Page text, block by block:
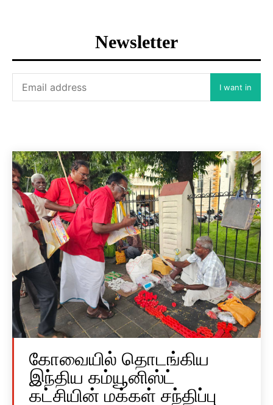
Newsletter
I want in
கோவையில் தொடங்கிய
இந்திய கம்யூனிஸ்ட்
கட்சியின் மக்கள் சந்திப்பு